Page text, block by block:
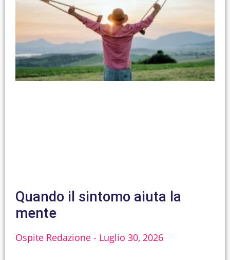
Quando il sintomo aiuta la
mente
Ospite Redazione Luglio 30, 2026